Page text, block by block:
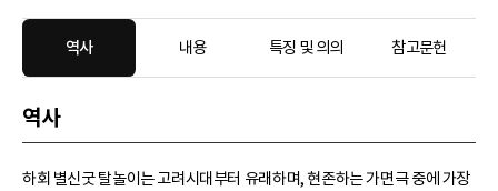
역사 내용 특징 및 의의 참고문헌
역사
하회 별신굿 탈놀이는 고려시대부터 유래하며, 현존하는 가면극 중에 가장